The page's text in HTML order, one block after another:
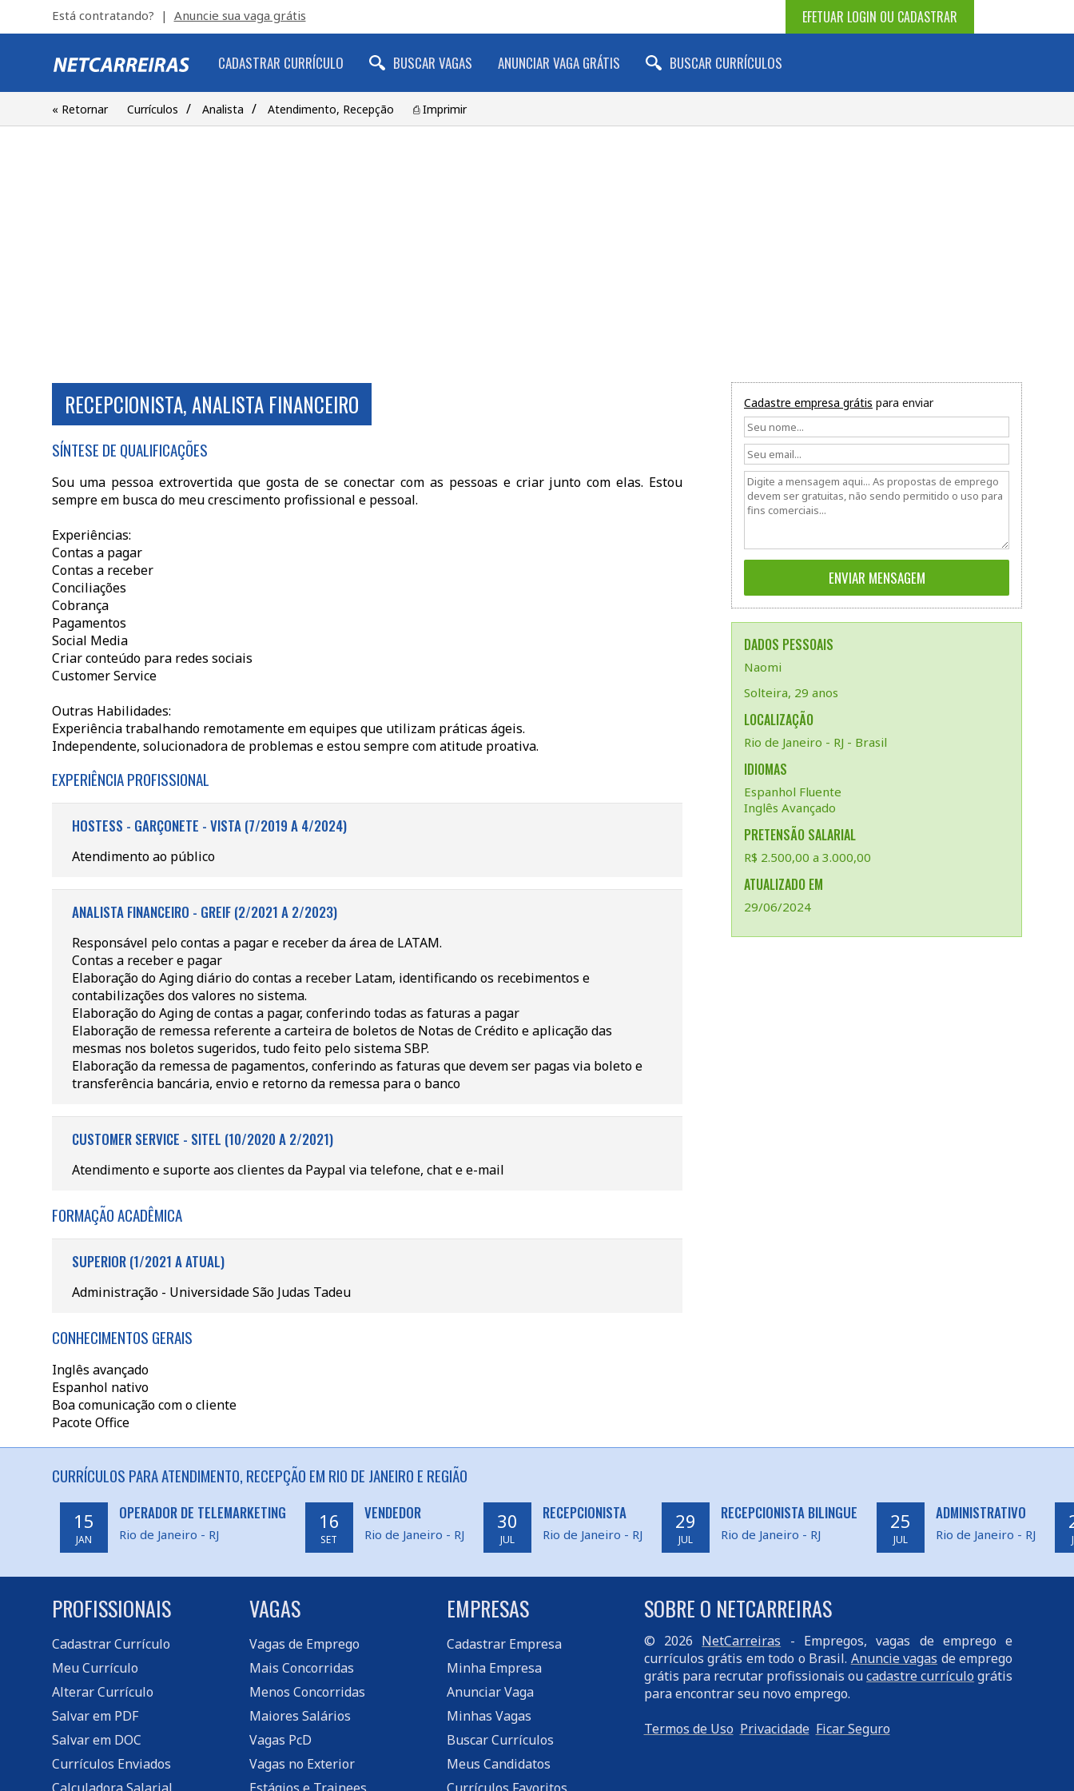
EFETUAR LOGIN OU CADASTRAR
Está contratando? | Anuncie sua vaga grátis
CADASTRAR CURRÍCULO BUSCAR VAGAS ANUNCIAR VAGA GRÁTIS BUSCAR CURRÍCULOS
« Retornar Currículos / Analista / Atendimento, Recepção ⎙ Imprimir
Cadastre empresa grátis para enviar
DADOS PESSOAIS
Naomi
Solteira, 29 anos
LOCALIZAÇÃO
Rio de Janeiro - RJ - Brasil
IDIOMAS
Espanhol Fluente
Inglês Avançado
PRETENSÃO SALARIAL
R$ 2.500,00 a 3.000,00
ATUALIZADO EM
29/06/2024
RECEPCIONISTA, ANALISTA FINANCEIRO
SÍNTESE DE QUALIFICAÇÕES
Sou uma pessoa extrovertida que gosta de se conectar com as pessoas e criar junto com elas. Estou
sempre em busca do meu crescimento profissional e pessoal.
Experiências:
Contas a pagar
Contas a receber
Conciliações
Cobrança
Pagamentos
Social Media
Criar conteúdo para redes sociais
Customer Service
Outras Habilidades:
Experiência trabalhando remotamente em equipes que utilizam práticas ágeis.
Independente, solucionadora de problemas e estou sempre com atitude proativa.
EXPERIÊNCIA PROFISSIONAL
HOSTESS - GARÇONETE - VISTA (7/2019 A 4/2024)
Atendimento ao público
ANALISTA FINANCEIRO - GREIF (2/2021 A 2/2023)
Responsável pelo contas a pagar e receber da área de LATAM.
Contas a receber e pagar
Elaboração do Aging diário do contas a receber Latam, identificando os recebimentos e
contabilizações dos valores no sistema.
Elaboração do Aging de contas a pagar, conferindo todas as faturas a pagar
Elaboração de remessa referente a carteira de boletos de Notas de Crédito e aplicação das
mesmas nos boletos sugeridos, tudo feito pelo sistema SBP.
Elaboração da remessa de pagamentos, conferindo as faturas que devem ser pagas via boleto e
transferência bancária, envio e retorno da remessa para o banco
CUSTOMER SERVICE - SITEL (10/2020 A 2/2021)
Atendimento e suporte aos clientes da Paypal via telefone, chat e e-mail
FORMAÇÃO ACADÊMICA
SUPERIOR (1/2021 A ATUAL)
Administração - Universidade São Judas Tadeu
CONHECIMENTOS GERAIS
Inglês avançado
Espanhol nativo
Boa comunicação com o cliente
Pacote Office
CURRÍCULOS PARA ATENDIMENTO, RECEPÇÃO EM RIO DE JANEIRO E REGIÃO
15
JAN
OPERADOR DE TELEMARKETING
Rio de Janeiro - RJ
16
SET
VENDEDOR
Rio de Janeiro - RJ
30
JUL
RECEPCIONISTA
Rio de Janeiro - RJ
29
JUL
RECEPCIONISTA BILINGUE
Rio de Janeiro - RJ
25
JUL
ADMINISTRATIVO
Rio de Janeiro - RJ
PROFISSIONAIS
Cadastrar Currículo
Meu Currículo
Alterar Currículo
Salvar em PDF
Salvar em DOC
Currículos Enviados
VAGAS
Vagas de Emprego
Mais Concorridas
Menos Concorridas
Maiores Salários
Vagas PcD
Vagas no Exterior
EMPRESAS
Cadastrar Empresa
Minha Empresa
Anunciar Vaga
Minhas Vagas
Buscar Currículos
Meus Candidatos
SOBRE O NETCARREIRAS
© 2026 NetCarreiras - Empregos, vagas de emprego e
currículos grátis em todo o Brasil. Anuncie vagas de emprego
grátis para recrutar profissionais oucadastre currículo grátis
para encontrar seu novo emprego.
Termos de Uso Privacidade Ficar Seguro